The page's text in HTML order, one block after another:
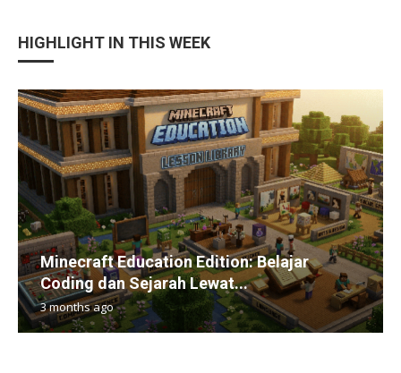
HIGHLIGHT IN THIS WEEK
Minecraft Education Edition: Belajar
Coding dan Sejarah Lewat...
3 months ago